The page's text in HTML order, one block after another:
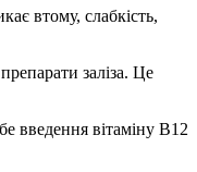
втому, слабкість,
заліза. Це
введення вітаміну B12